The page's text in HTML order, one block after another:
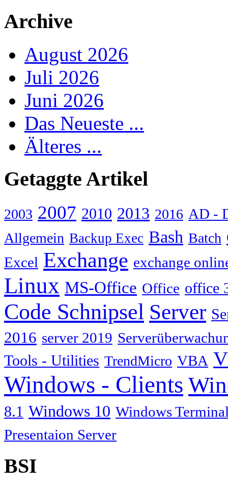
Archive
August 2026
Juli 2026
Juni 2026
Das Neueste ...
Älteres ...
Getaggte Artikel
2003 2007 2010 2013 2016 AD -
Allgemein Backup Exec Bash Batch
Excel Exchange exchange
Linux MS-Office Office office
Code Schnipsel Server
2016 server 2019
Tools - Utilities TrendMicro VBA
Windows - Clients
8.1 Windows 10 Windows
Presentaion Server
BSI